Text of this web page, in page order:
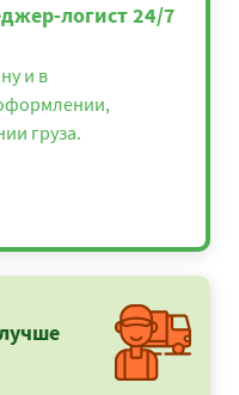
логист 24/7
и в
груза.